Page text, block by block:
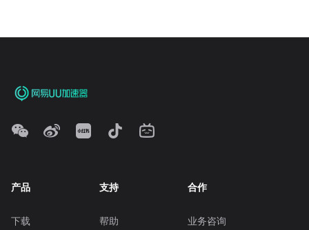
产品
下载
支持
帮助
合作
业务咨询